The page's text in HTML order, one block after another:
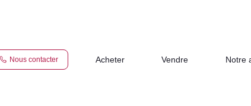
Nous contacter Acheter Vendre Notre